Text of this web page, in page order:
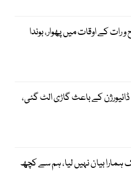
کے اوقات میں پھوار، بوندا
ڈائیورژن کے باعث گاڑی الٹ گئی،
بیان نہیں لیا، ہم سے کچھ